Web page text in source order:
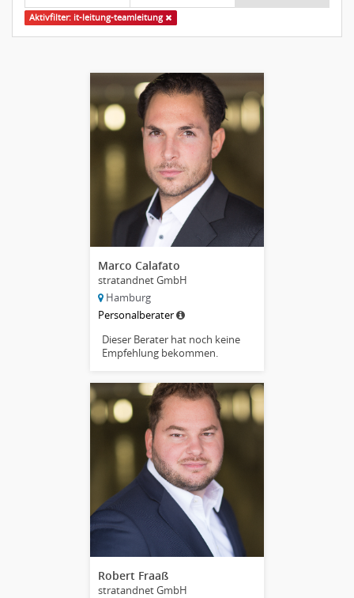
Aktivfilter: it-leitung-teamleitung
Marco Calafato
stratandnet GmbH
Hamburg
Personalberater
Dieser Berater hat noch keine
Empfehlung bekommen.
Robert Fraaß
stratandnet GmbH